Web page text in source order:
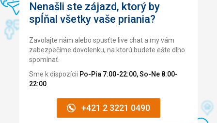
Nenašli ste zájazd, ktorý by
spĺňal všetky vaše priania?
Zavolajte nám alebo spusťte live chat a my vám
zabezpečíme dovolenku, na ktorú budete ešte dlho
spomínať.
Sme k dispozícii Po-Pia 7:00-22:00, So-Ne 8:00-
22:00
+421 2 3221 0490